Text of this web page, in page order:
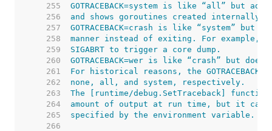
   255
   256
   257
   258
   259
   260
   261
   262
   263
   264
   265
   266